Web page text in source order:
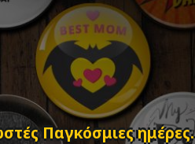
Παγκόσμιες ημέρες.